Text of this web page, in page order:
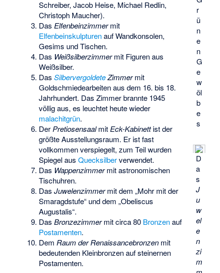
r
ü
n
e
n
G
e
w
öl
b
e
s
D
a
s
J
u
w
el
e
n
zi
m
Schreiber,Jacob Heise, Michael Redlin,
Christoph Maucher).
Das Elfenbeinzimmermit
Elfenbeinskulpturenauf Wandkonsolen,
Gesims und Tischen.
Das Weißsilberzimmermit Figuren aus
Weißsilber.
DasSilbervergoldeteZimmermit
Goldschmiedearbeiten aus dem 16. bis 18.
Jahrhundert. Das Zimmer brannte 1945
völlig aus, es leuchtet heute wieder
malachitgrün.
Der Pretiosensaalmit Eck-Kabinettist der
größte Ausstellungsraum. Er ist fast
vollkommen verspiegelt, zum Teil wurden
Spiegel ausQuecksilberverwendet.
Das Wappenzimmermit astronomischen
Tischuhren.
DasJuwelenzimmermit dem „Mohr mit der
Smaragdstufe“ und dem „Obeliscus
Augustalis“.
DasBronzezimmermit circa 80 Bronzenauf
Postamenten.
Dem Raum der Renaissancebronzen mit
bedeutenden Kleinbronzen auf steinernen
Postamenten.